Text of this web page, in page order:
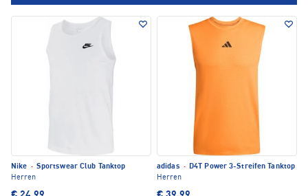
Nike · Sportswear Club Tanktop
Herren
adidas · D4T Power 3-Streifen Tanktop
Herren